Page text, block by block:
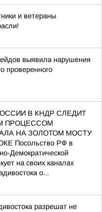
и ветераны
выявила нарушения
проверенного
В КНДР СЛЕДИТ
ПРОЦЕССОМ
НА ЗОЛОТОМ МОСТУ
Посольство РФ в
Демократической
на своих каналах
о...
разрешат не